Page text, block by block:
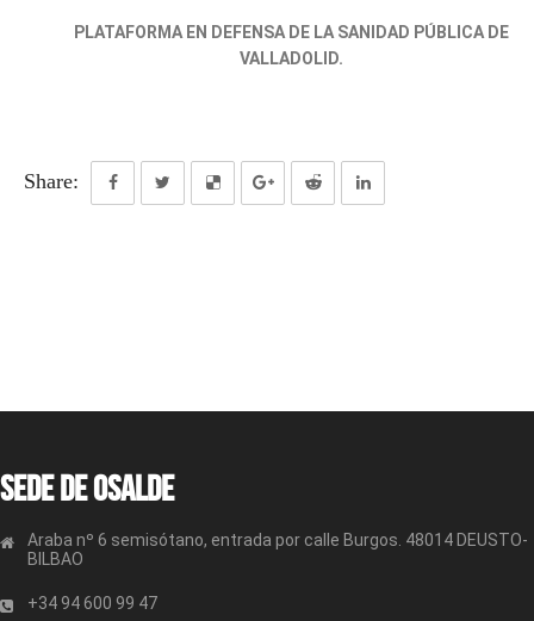
PLATAFORMA EN DEFENSA DE LA SANIDAD PÚBLICA DE
VALLADOLID.
Share:
Sede de OSALDE
Araba nº 6 semisótano, entrada por calle Burgos. 48014 DEUSTO-
BILBAO
+34 94 600 99 47